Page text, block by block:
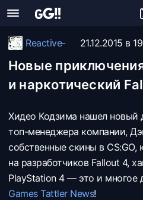
Reactive- 21.12.2015 в
Новые
и наркотический
Хидео Кодзима нашел новый
топ-менеджера компании,
собственные скины в CS:GO,
на разработчиков Fallout 4,
PlayStation 4 — это и многое
Games Tattler News!